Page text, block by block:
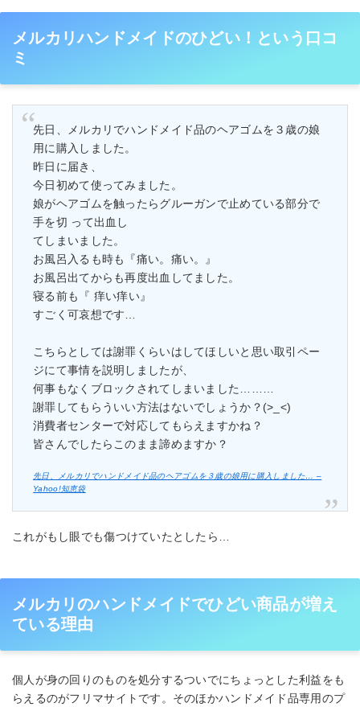
メルカリハンドメイドのひどい！という口コ
ミ
先日、メルカリでハンドメイド品のヘアゴムを３歳の娘
用に購入しました。
昨日に届き、
今日初めて使ってみました。
娘がヘアゴムを触ったらグルーガンで止めている部分で
手を切 って出血し
てしまいました。
お風呂入るも時も『痛い。痛い。』
お風呂出てからも再度出血してました。
寝る前も『 痒い痒い』
すごく可哀想です…
こちらとしては謝罪くらいはしてほしいと思い取引ペー
ジにて事情を説明しましたが、
何事もなくブロックされてしまいました………
謝罪してもらういい方法はないでしょうか？(>_<)
消費者センターで対応してもらえますかね？
皆さんでしたらこのまま諦めますか？
先日、メルカリでハンドメイド品のヘアゴムを３歳の娘用に購入しました… –
Yahoo!知恵袋
これがもし眼でも傷つけていたとしたら…
メルカリのハンドメイドでひどい商品が増え
ている理由
個人が身の回りのものを処分するついでにちょっとした利益をも
らえるのがフリマサイトです。そのほかハンドメイド品専用のプ